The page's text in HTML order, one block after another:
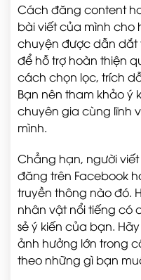
Cách đăng content
bài viết của mình cho
chuyện được dẫn dắt
để hỗ trợ hoàn thiện
cách chọn lọc, trích
Bạn nên tham khảo ý
chuyên gia cùng lĩnh
mình.
Chẳng hạn, người
đăng trên Facebook
truyền thông nào đó.
nhân vật nổi tiếng có
sẻ ý kiến của bạn.
ảnh hưởng lớn trong
theo những gì bạn